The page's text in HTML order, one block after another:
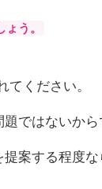
う。
てください。
ではないから
案する程度